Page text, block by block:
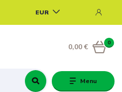
Menu
EUR
0
0,00 €